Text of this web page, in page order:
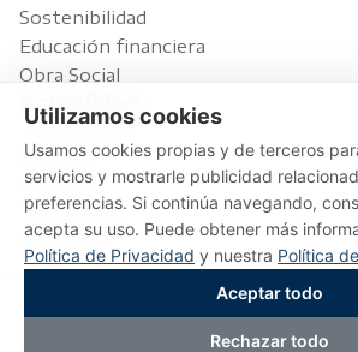
Sostenibilidad
Educación financiera
Obra Social
Actualidad
Notas de prensa
Agenda
Temas de interés
Multimedia
Utilizamos cookies
Usamos cookies propias y de terceros
servicios y mostrarle publicidad
preferencias. Si continúa navegando,
acepta su uso. Puede obtener más
Política de Privacidad y nuestra Política
Aceptar todo
Rechazar todo